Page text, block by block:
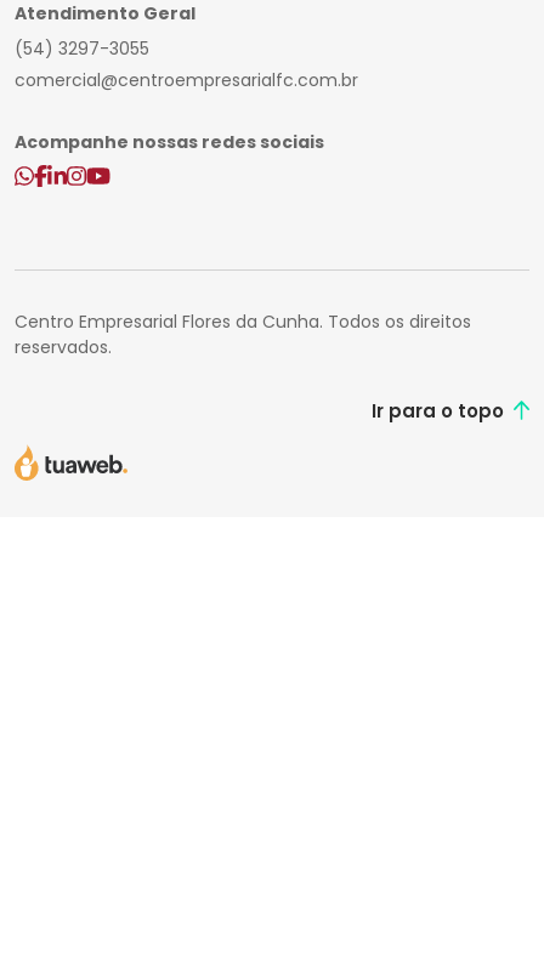
Atendimento Geral
(54) 3297-3055
comercial@centroempresarialfc.com.br
Acompanhe nossas redes sociais
Centro Empresarial Flores da Cunha. Todos os direitos
reservados.
Ir para o topo